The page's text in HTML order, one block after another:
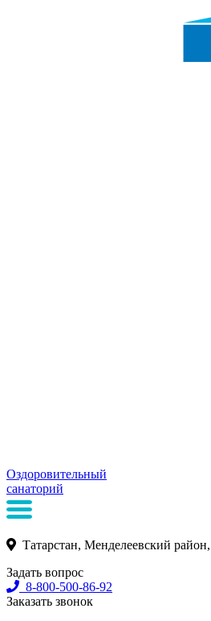
Оздоровительный
санаторий
Татарстан, Менделеевский
Задать вопрос
8-800-500-86-92
Заказать звонок